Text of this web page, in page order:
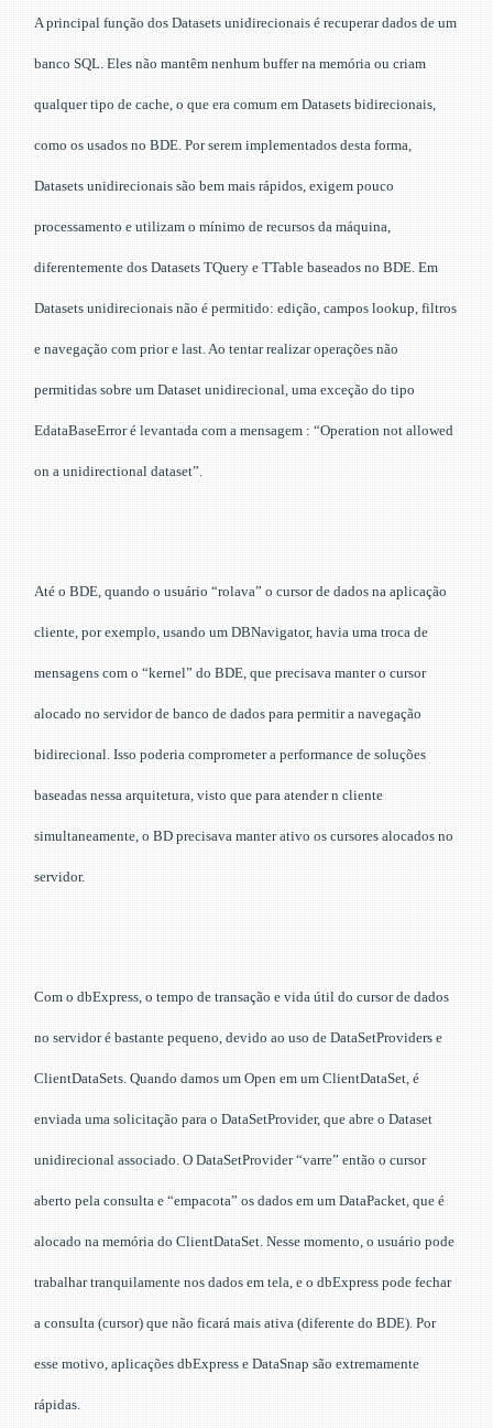
A principal função dos Datasets unidirecionais é recuperar dados de um
banco SQL. Eles não mantêm nenhum buffer na memória ou criam
qualquer tipo de cache, o que era comum em Datasets bidirecionais,
como os usados no BDE. Por serem implementados desta forma,
Datasets unidirecionais são bem mais rápidos, exigem pouco
processamento e utilizam o mínimo de recursos da máquina,
diferentemente dos Datasets TQuery e TTable baseados no BDE. Em
Datasets unidirecionais não é permitido: edição, campos lookup, filtros
e navegação com prior e last. Ao tentar realizar operações não
permitidas sobre um Dataset unidirecional, uma exceção do tipo
EdataBaseError é levantada com a mensagem : “Operation not allowed
on a unidirectional dataset”.
Até o BDE, quando o usuário “rolava” o cursor de dados na aplicação
cliente, por exemplo, usando um DBNavigator, havia uma troca de
mensagens com o “kernel” do BDE, que precisava manter o cursor
alocado no servidor de banco de dados para permitir a navegação
bidirecional. Isso poderia comprometer a performance de soluções
baseadas nessa arquitetura, visto que para atender n cliente
simultaneamente, o BD precisava manter ativo os cursores alocados no
servidor.
Com o dbExpress, o tempo de transação e vida útil do cursor de dados
no servidor é bastante pequeno, devido ao uso de DataSetProviders e
ClientDataSets. Quando damos um Open em um ClientDataSet, é
enviada uma solicitação para o DataSetProvider, que abre o Dataset
unidirecional associado. O DataSetProvider “varre” então o cursor
aberto pela consulta e “empacota” os dados em um DataPacket, que é
alocado na memória do ClientDataSet. Nesse momento, o usuário pode
trabalhar tranquilamente nos dados em tela, e o dbExpress pode fechar
a consulta (cursor) que não ficará mais ativa (diferente do BDE). Por
esse motivo, aplicações dbExpress e DataSnap são extremamente
rápidas.